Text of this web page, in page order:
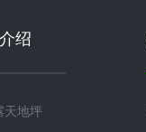
绍
天地坪